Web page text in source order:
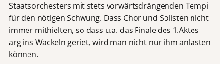
Staatsorchesters mit stets vorwärtsdrängenden Tempi
für den nötigen Schwung. Dass Chor und Solisten nicht
immer mithielten, so dass u.a. das Finale des 1.Aktes
arg ins Wackeln geriet, wird man nicht nur ihm anlasten
können.